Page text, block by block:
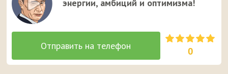
энергии, амбиций и оптимизма!
0